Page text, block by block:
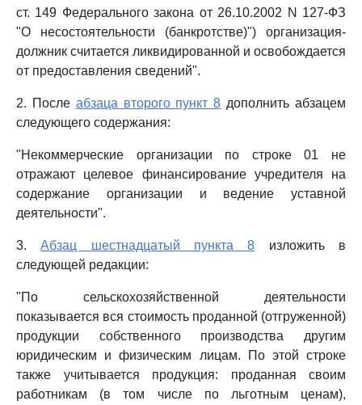
ст. 149 Федерального закона от 26.10.2002 N 127-ФЗ
"О несостоятельности (банкротстве)") организация-
должник считается ликвидированной и освобождается
от предоставления сведений".
2. После абзаца второго пункт 8 дополнить абзацем
следующего содержания:
"Некоммерческие организации по строке 01 не
отражают целевое финансирование учредителя на
содержание организации и ведение уставной
деятельности".
3.Абзац шестнадцатый пункта 8 изложить в
следующей редакции:
"По сельскохозяйственной деятельности
показывается вся стоимость проданной (отгруженной)
продукции собственного производства другим
юридическим и физическим лицам. По этой строке
также учитывается продукция: проданная своим
работникам (в том числе по льготным ценам),